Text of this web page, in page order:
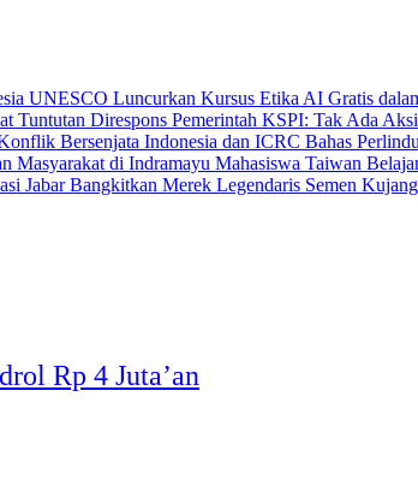
UNESCO Luncurkan Kursus Etika AI Gratis
KSPI: Tak Ada Aksi
Indonesia dan ICRC Bahas
Mahasiswa Taiwan
Bangkitkan Merek Legendaris Semen
Rp 4 Juta’an